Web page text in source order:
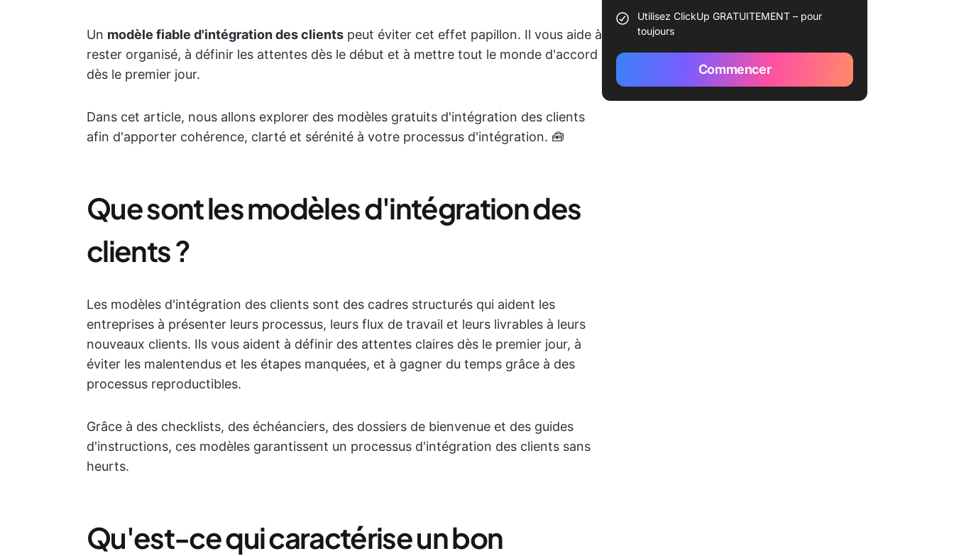
Un modèle fiable d'intégration des clients peut éviter cet effet papillon. Il vous aide à
rester organisé, à définir les attentes dès le début et à mettre tout le monde d'accord
dès le premier jour.
Dans cet article, nous allons explorer des modèles gratuits d'intégration des clients
afin d'apporter cohérence, clarté et sérénité à votre processus d'intégration. 🧰
Que sont les modèles d'intégration des
clients ?
Les modèles d'intégration des clients sont des cadres structurés qui aident les
entreprises à présenter leurs processus, leurs flux de travail et leurs livrables à leurs
nouveaux clients. Ils vous aident à définir des attentes claires dès le premier jour, à
éviter les malentendus et les étapes manquées, et à gagner du temps grâce à des
processus reproductibles.
Grâce à des checklists, des échéanciers, des dossiers de bienvenue et des guides
d'instructions, ces modèles garantissent un processus d'intégration des clients sans
heurts.
Qu'est-ce qui caractérise un bon
Utilisez ClickUp GRATUITEMENT – pour
toujours
Commencer